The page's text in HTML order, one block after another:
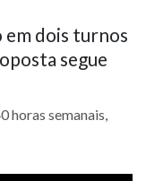
em dois turnos
segue
horas semanais,